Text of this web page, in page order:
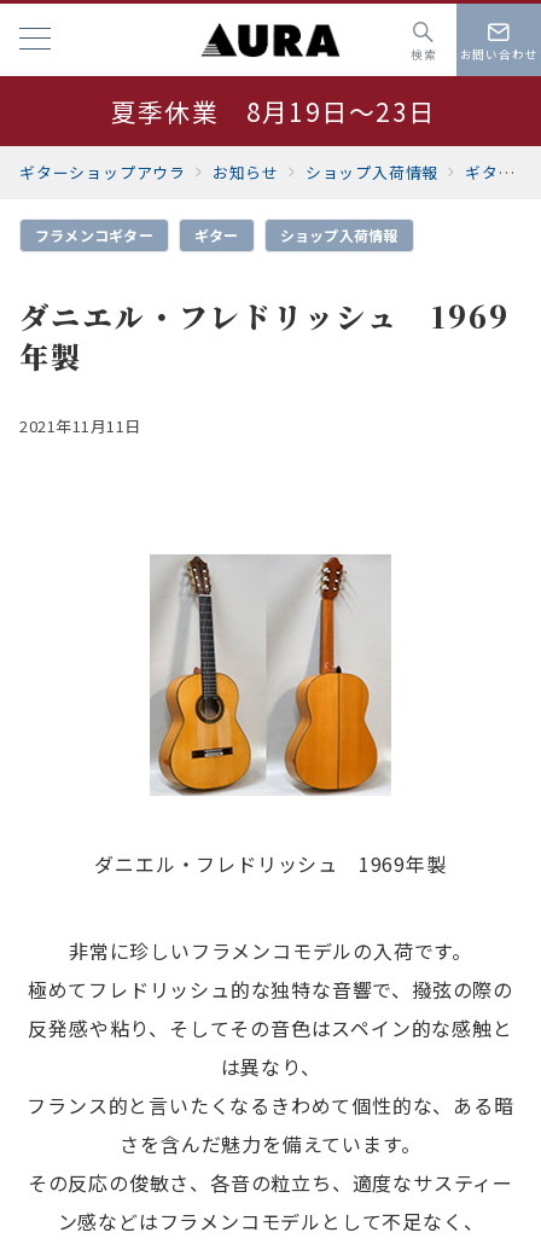
検索 お問い合わせ
夏季休業 8月19日～23日
サマーセール開催中
ギターショップアウラ お知らせ ショップ入荷情報 ギター
フラメンコギター ギター ショップ入荷情報
ダニエル・フレドリッシュ 1969
年製
2021年11月11日
ダニエル・フレドリッシュ 1969年製
非常に珍しいフラメンコモデルの入荷です。
極めてフレドリッシュ的な独特な音響で、撥弦の際の
反発感や粘り、そしてその音色はスペイン的な感触と
は異なり、
フランス的と言いたくなるきわめて個性的な、ある暗
さを含んだ魅力を備えています。
その反応の俊敏さ、各音の粒立ち、適度なサスティー
ン感などはフラメンコモデルとして不足なく、